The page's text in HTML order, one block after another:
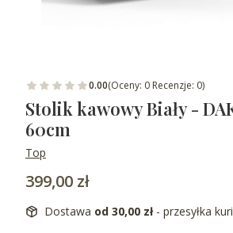
0.00(Oceny: 0 Recenzje: 0)
Stolik kawowy Biały -
60cm
Top
Cena
399,00 zł
Dostawa od 30,00 zł - przesyłka